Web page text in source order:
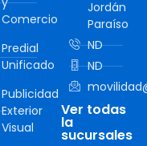
Comercio
Predial
Unificado
Publicidad
Exterior
Visual
Jordán
Paraíso
ND
ND
Ver todas
la
sucursales